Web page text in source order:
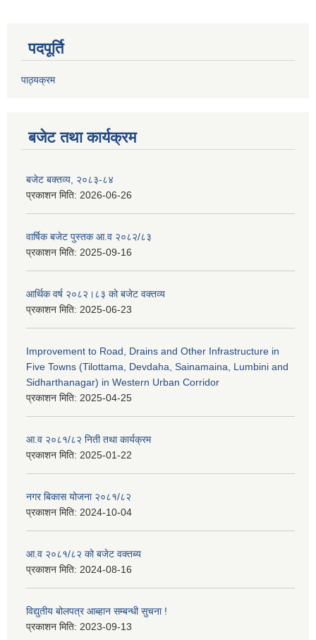
पदपूर्ति
पाठ्यक्रम
बजेट तथा कार्यक्रम
बजेट बक्तव्य, २०८३-८४
प्रकाशन मिति: 2026-06-26
वार्षिक बजेट पुस्तक आ.व २०८२/८३
प्रकाशन मिति: 2025-09-16
आर्थिक वर्ष २०८२।८३ को बजेट वक्तव्य
प्रकाशन मिति: 2025-06-23
Improvement to Road, Drains and Other Infrastructure in
Five Towns (Tilottama, Devdaha, Sainamaina, Lumbini and
Sidharthanagar) in Western Urban Corridor
प्रकाशन मिति: 2025-04-25
आ.व २०८१/८२ निती तथा कार्यक्रम
प्रकाशन मिति: 2025-01-22
नगर बिकास योजना २०८१/८२
प्रकाशन मिति: 2024-10-04
आ.व २०८१/८२ को बजेट वक्तब्य
प्रकाशन मिति: 2024-08-16
विद्युतीय बोलपत्र आब्हान सम्बन्धी सुचना !
प्रकाशन मिति: 2023-09-13